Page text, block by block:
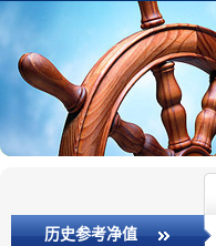
历史参考净值